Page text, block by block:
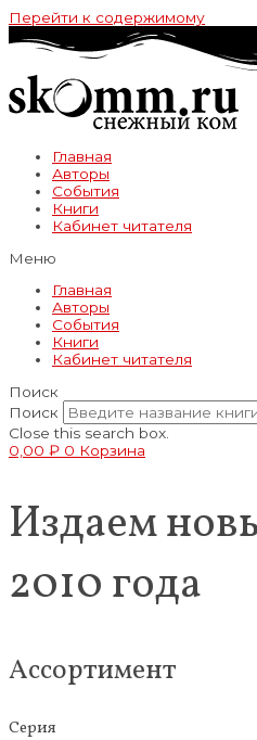
Перейти к содержимому
Главная
Авторы
События
Книги
Кабинет читателя
Меню
Главная
Авторы
События
Книги
Кабинет читателя
Поиск
Поиск
Close this search box.
0,00 ₽ 0 Корзина
Издаем
2010 года
Ассортимент
Серия